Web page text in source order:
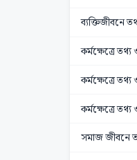
ব্যক্তিজীবনে
কর্মক্ষেত্রে
কর্মক্ষেত্রে
কর্মক্ষেত্রে
সমাজ জীবনে